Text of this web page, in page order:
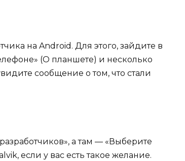
на Android. Для этого, зайдите в
(О планшете) и несколько
сообщение о том, что стали
а там — «Выберите
если у вас есть такое желание.